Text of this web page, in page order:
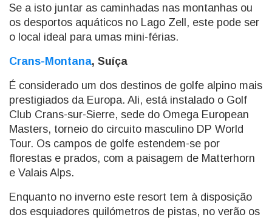
Se a isto juntar as caminhadas nas montanhas ou
os desportos aquáticos no Lago Zell, este pode ser
o local ideal para umas mini-férias.
Crans-Montana, Suíça
É considerado um dos destinos de golfe alpino mais
prestigiados da Europa. Ali, está instalado o Golf
Club Crans-sur-Sierre, sede do Omega European
Masters, torneio do circuito masculino DP World
Tour. Os campos de golfe estendem-se por
florestas e prados, com a paisagem de Matterhorn
e Valais Alps.
Enquanto no inverno este resort tem à disposição
dos esquiadores quilómetros de pistas, no verão os